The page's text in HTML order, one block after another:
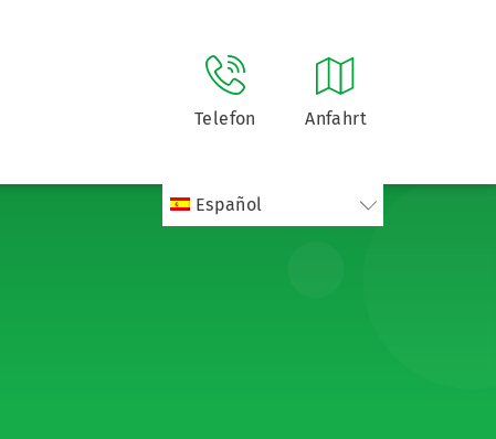
Telefon Anfahrt
Español